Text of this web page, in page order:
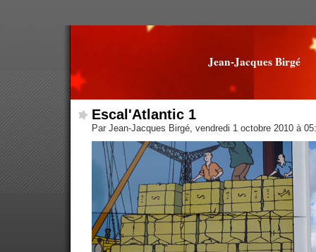
Jean-Jacques Birgé
Escal'Atlantic 1
Par Jean-Jacques Birgé, vendredi 1 octobre 2010 à